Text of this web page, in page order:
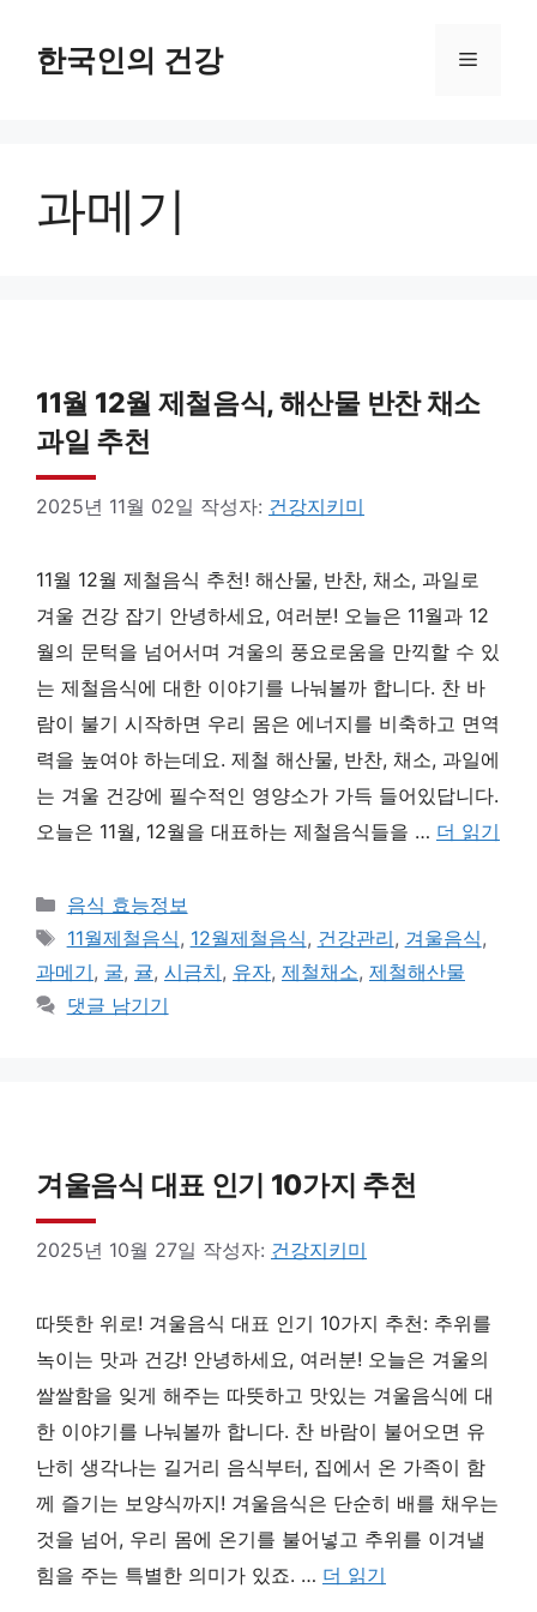
한국인의 건강 메
과메기
11월 12월 제철음식, 해산물 반찬 채소
과일 추천
2025년 11월 02일 작성자: 건강지키미
11월 12월 제철음식 추천! 해산물, 반찬, 채소, 과일로
겨울 건강 잡기 안녕하세요, 여러분! 오늘은 11월과 12
월의 문턱을 넘어서며 겨울의 풍요로움을 만끽할 수 있
는 제철음식에 대한 이야기를 나눠볼까 합니다. 찬 바
람이 불기 시작하면 우리 몸은 에너지를 비축하고 면역
력을 높여야 하는데요. 제철 해산물, 반찬, 채소, 과일에
는 겨울 건강에 필수적인 영양소가 가득 들어있답니다.
오늘은 11월, 12월을 대표하는 제철음식들을 … 더 읽기
카
테
고
리
음식 효능정보
태
그
11월제철음식, 12월제철음식, 건강관리, 겨울음식,
과메기, 굴, 귤, 시금치, 유자, 제철채소, 제철해산물
댓글 남기기
겨울음식 대표 인기 10가지 추천
2025년 10월 27일 작성자: 건강지키미
따뜻한 위로! 겨울음식 대표 인기 10가지 추천: 추위를
녹이는 맛과 건강! 안녕하세요, 여러분! 오늘은 겨울의
쌀쌀함을 잊게 해주는 따뜻하고 맛있는 겨울음식에 대
한 이야기를 나눠볼까 합니다. 찬 바람이 불어오면 유
난히 생각나는 길거리 음식부터, 집에서 온 가족이 함
께 즐기는 보양식까지! 겨울음식은 단순히 배를 채우는
것을 넘어, 우리 몸에 온기를 불어넣고 추위를 이겨낼
힘을 주는 특별한 의미가 있죠. … 더 읽기